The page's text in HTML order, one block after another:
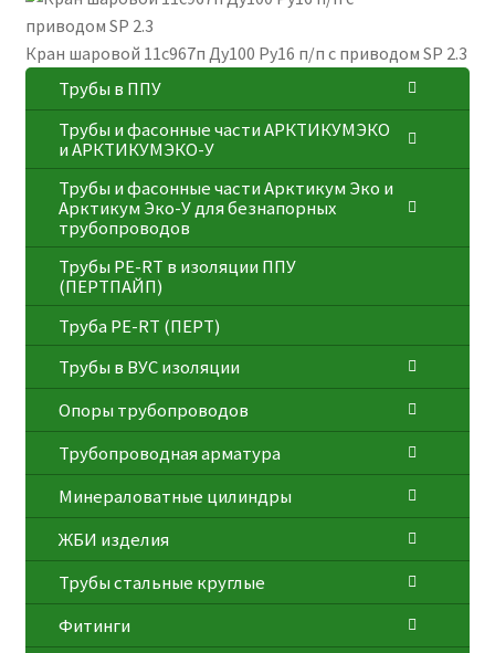
Кран шаровой 11с967п Ду100 Ру16 п/п с приводом SP 2.3
Трубы в ППУ
Трубы и фасонные части АРКТИКУМЭКО
и АРКТИКУМЭКО-У
Трубы и фасонные части Арктикум Эко и
Арктикум Эко-У для безнапорных
трубопроводов
Трубы PE-RT в изоляции ППУ
(ПЕРТПАЙП)
⁠Трубa PE-RT (ПЕРТ)
Трубы в ВУС изоляции
Опоры трубопроводов
Трубопроводная арматура
Минераловатные цилиндры
ЖБИ изделия
Трубы стальные круглые
Фитинги